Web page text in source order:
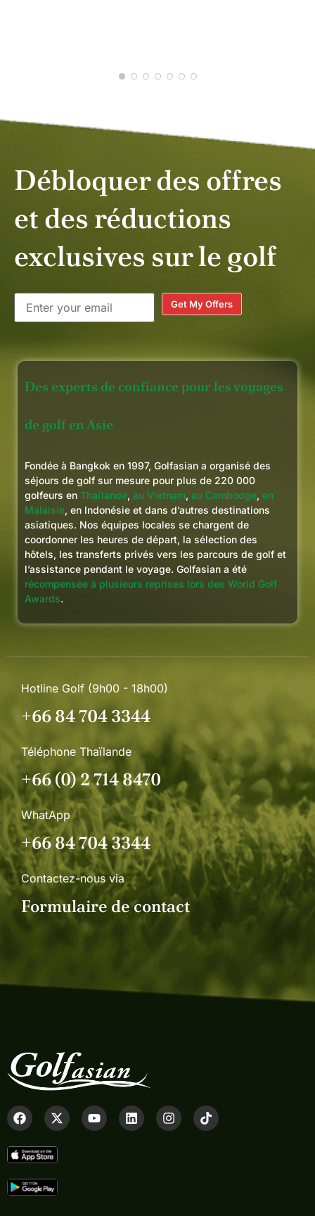
Débloquer des offres
et des réductions
exclusives sur le golf
Get My Offers
Des experts de confiance pour les voyages
de golf en Asie
Fondée à Bangkok en 1997, Golfasian a organisé des
séjours de golf sur mesure pour plus de 220 000
golfeurs en Thaïlande, au Vietnam, au Cambodge, en
Malaisie, en Indonésie et dans d’autres destinations
asiatiques. Nos équipes locales se chargent de
coordonner les heures de départ, la sélection des
hôtels, les transferts privés vers les parcours de golf et
l’assistance pendant le voyage. Golfasian a été
récompensée à plusieurs reprises lors des World Golf
Awards.
Hotline Golf (9h00 - 18h00)
+66 84 704 3344
Téléphone Thaïlande
+66 (0) 2 714 8470
WhatApp
+66 84 704 3344
Contactez-nous via
Formulaire de contact